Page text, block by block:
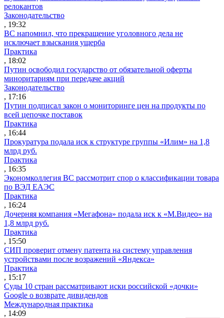
релокантов
Законодательство
, 19:32
ВС напомнил, что прекращение уголовного дела не
исключает взыскания ущерба
Практика
, 18:02
Путин освободил государство от обязательной оферты
миноритариям при передаче акций
Законодательство
, 17:16
Путин подписал закон о мониторинге цен на продукты по
всей цепочке поставок
Практика
, 16:44
Прокуратура подала иск к структуре группы «Илим» на 1,8
млрд руб.
Практика
, 16:35
Экономколлегия ВС рассмотрит спор о классификации товара
по ВЭД ЕАЭС
Практика
, 16:24
Дочерняя компания «Мегафона» подала иск к «М.Видео» на
1,8 млрд руб.
Практика
, 15:50
СИП проверит отмену патента на систему управления
устройствами после возражений «Яндекса»
Практика
, 15:17
Суды 10 стран рассматривают иски российской «дочки»
Google о возврате дивидендов
Международная практика
, 14:09